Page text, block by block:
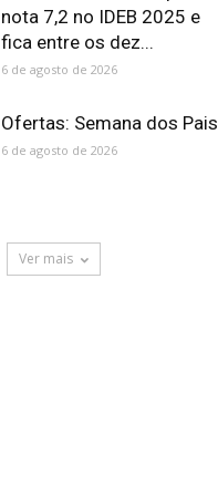
nota 7,2 no IDEB 2025 e
fica entre os dez...
6 de agosto de 2026
Ofertas: Semana dos Pais
6 de agosto de 2026
Ver mais